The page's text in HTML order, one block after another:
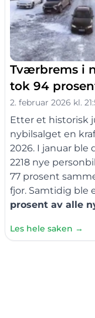
Tværbrems i
tok 94
2. februar 2026 kl.
Etter et historisk
nybilsalget en
2026. I januar
2218 nye
77 prosent
fjor. Samtidig ble
prosent av alle
Les hele saken →